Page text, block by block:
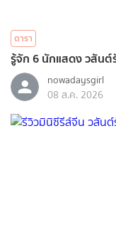
ดารา
รู้จัก 6 นักแสดง วสัน
nowadaysgirl
08 ส.ค. 2026